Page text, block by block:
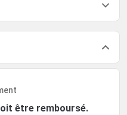
être remboursé.